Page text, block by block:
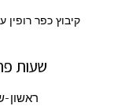
קיבוץ כפר רופין
שעות
ראשון-